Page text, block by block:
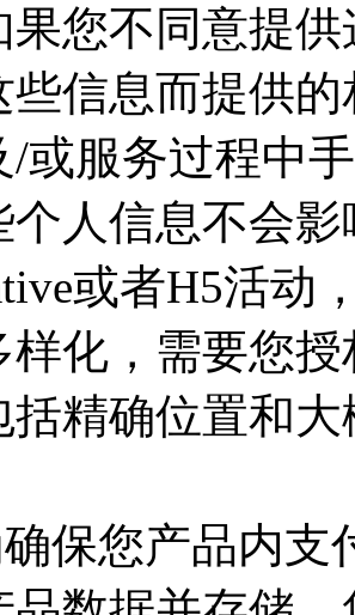
果您不同意提
些信息而提供
/或服务过程中
个人信息不会
或者H5活
样化，需要您
括精确位置和
确保您产品内